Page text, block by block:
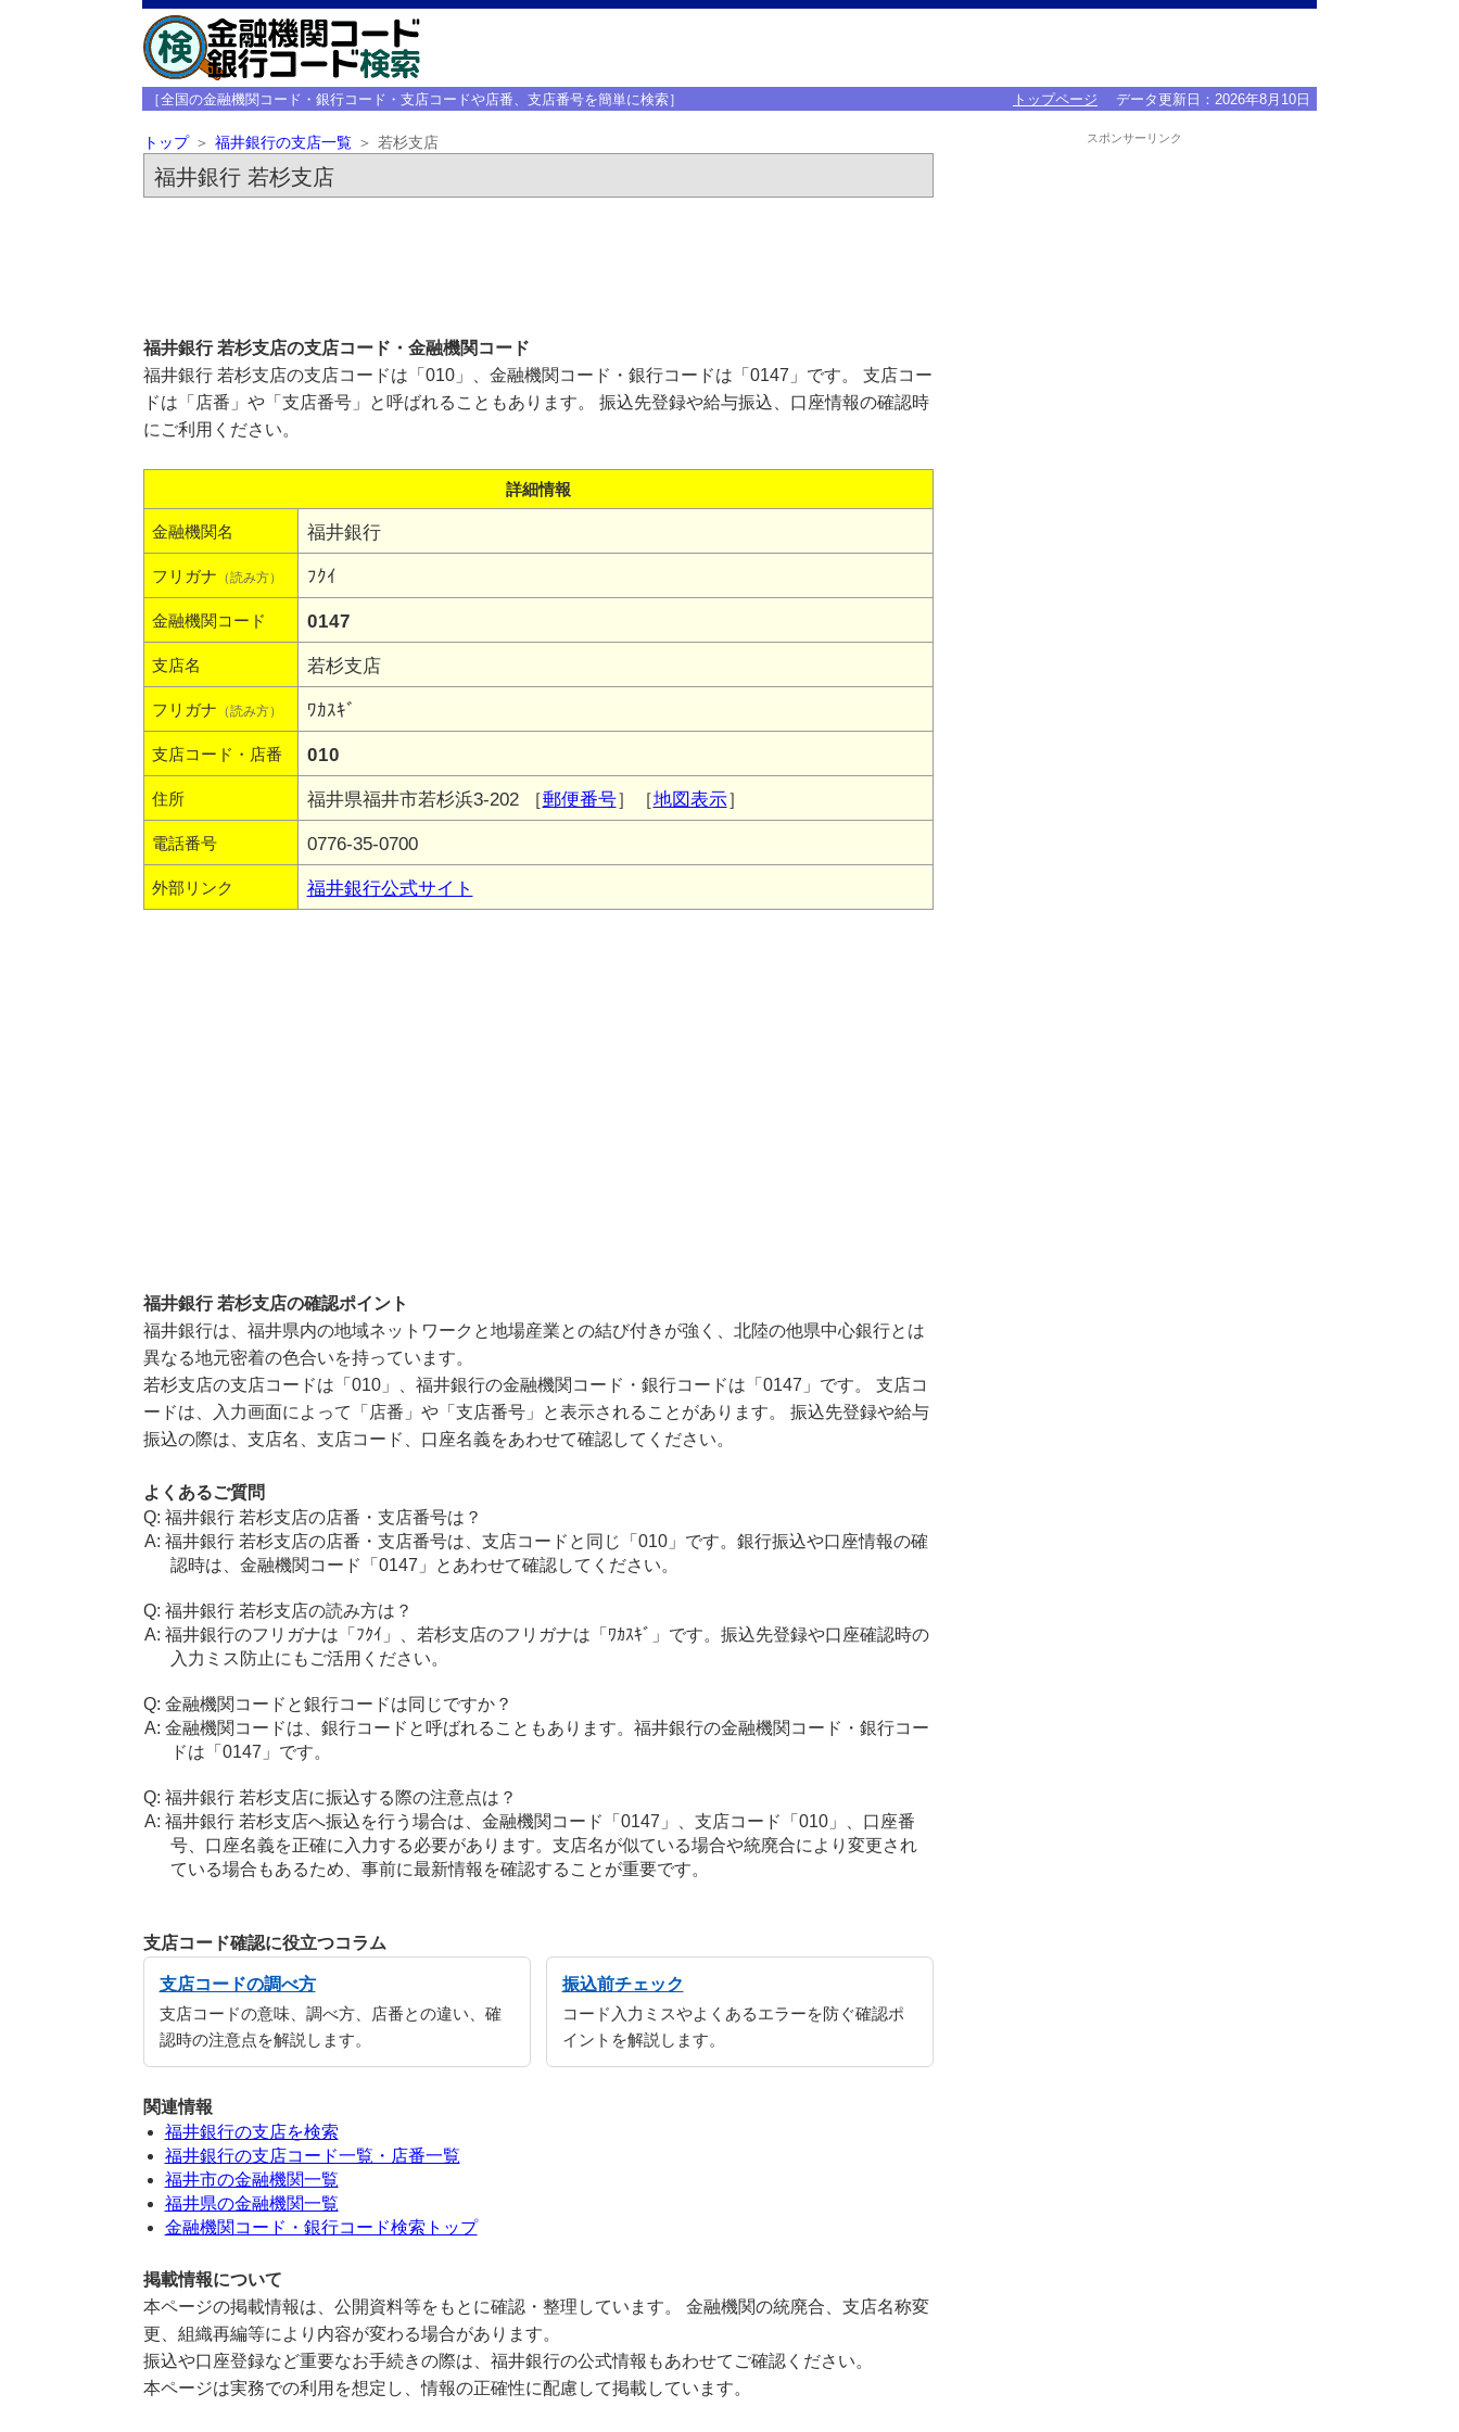
［全国の金融機関コード・銀行コード・支店コードや店番、支店番号を簡単に検索］ トップページ データ更新日： 2026年8月10日
トップ 福井銀行の支店一覧 若杉支店
福井銀行 若杉支店
福井銀行 若杉支店の支店コード・金融機関コード
福井銀行 若杉支店の支店コードは「010」、金融機関コード・銀行コードは「0147」です。 支店コー
ドは「店番」や「支店番号」と呼ばれることもあります。 振込先登録や給与振込、口座情報の確認時
にご利用ください。
詳細情報
金融機関名 福井銀行
フリガナ （読み方） ﾌｸｲ
金融機関コード 0147
支店名 若杉支店
フリガナ （読み方） ﾜｶｽｷﾞ
支店コード・店番 010
住所 福井県福井市若杉浜3-202 ［郵便番号］［地図表示］
電話番号 0776-35-0700
外部リンク 福井銀行公式サイト
福井銀行 若杉支店の確認ポイント
福井銀行は、福井県内の地域ネットワークと地場産業との結び付きが強く、北陸の他県中心銀行とは
異なる地元密着の色合いを持っています。
若杉支店の支店コードは「010」、福井銀行の金融機関コード・銀行コードは「0147」です。 支店コ
ードは、入力画面によって「店番」や「支店番号」と表示されることがあります。 振込先登録や給与
振込の際は、支店名、支店コード、口座名義をあわせて確認してください。
よくあるご質問
福井銀行 若杉支店の店番・支店番号は？
福井銀行 若杉支店の店番・支店番号は、支店コードと同じ「010」です。銀行振込や口座情報の確
認時は、金融機関コード「0147」とあわせて確認してください。
福井銀行 若杉支店の読み方は？
福井銀行のフリガナは「ﾌｸｲ」、若杉支店のフリガナは「ﾜｶｽｷﾞ」です。振込先登録や口座確認時の
入力ミス防止にもご活用ください。
金融機関コードと銀行コードは同じですか？
金融機関コードは、銀行コードと呼ばれることもあります。福井銀行の金融機関コード・銀行コー
ドは「0147」です。
福井銀行 若杉支店に振込する際の注意点は？
福井銀行 若杉支店へ振込を行う場合は、金融機関コード「0147」、支店コード「010」、口座番
号、口座名義を正確に入力する必要があります。支店名が似ている場合や統廃合により変更され
ている場合もあるため、事前に最新情報を確認することが重要です。
支店コード確認に役立つコラム
支店コードの調べ方
支店コードの意味、調べ方、店番との違い、確
認時の注意点を解説します。
振込前チェック
コード入力ミスやよくあるエラーを防ぐ確認ポ
イントを解説します。
関連情報
福井銀行の支店を検索
福井銀行の支店コード一覧・店番一覧
福井市の金融機関一覧
福井県の金融機関一覧
金融機関コード・銀行コード検索トップ
掲載情報について
本ページの掲載情報は、公開資料等をもとに確認・整理しています。 金融機関の統廃合、支店名称変
更、組織再編等により内容が変わる場合があります。
振込や口座登録など重要なお手続きの際は、福井銀行の公式情報もあわせてご確認ください。
本ページは実務での利用を想定し、情報の正確性に配慮して掲載しています。
スポンサーリンク